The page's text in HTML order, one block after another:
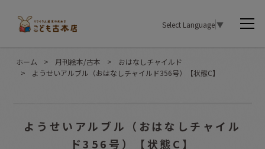
Select Language▼
ホーム > 月刊絵本/古本 >
おはなしチャイルド
>
ようせいアルブル（おはなしチャイルド356号）【状態C】
ようせいアルブル（おはなしチャイル
ド356号）【状態C】